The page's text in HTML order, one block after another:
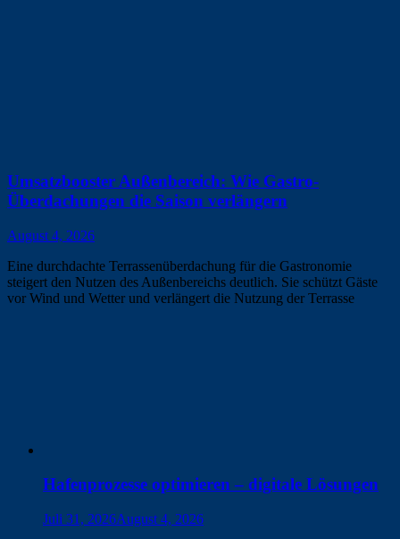
Umsatzbooster Außenbereich: Wie Gastro-
Überdachungen die Saison verlängern
August 4, 2026
Eine durchdachte Terrassenüberdachung für die Gastronomie
steigert den Nutzen des Außenbereichs deutlich. Sie schützt Gäste
vor Wind und Wetter und verlängert die Nutzung der Terrasse
Hafenprozesse optimieren – digitale Lösungen
Juli 31, 2026August 4, 2026